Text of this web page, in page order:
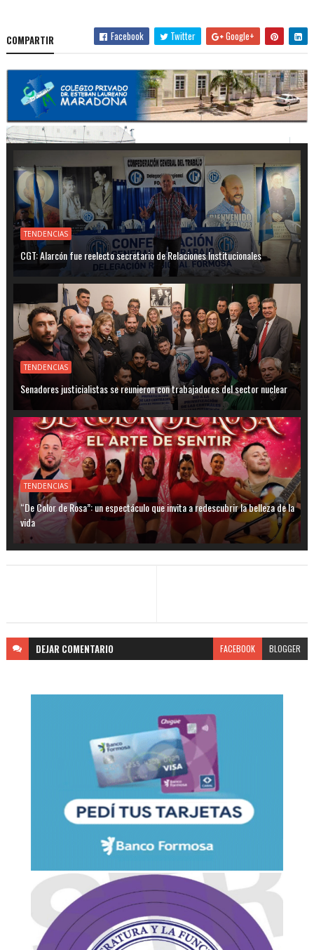
COMPARTIR Facebook Twitter Google+
TENDENCIAS
CGT: Alarcón fue reelecto secretario de Relaciones Institucionales
TENDENCIAS
Senadores justicialistas se reunieron con trabajadores del sector nuclear
TENDENCIAS
“De Color de Rosa”: un espectáculo que invita a redescubrir la belleza de la
vida
DEJAR COMENTARIO FACEBOOK BLOGGER